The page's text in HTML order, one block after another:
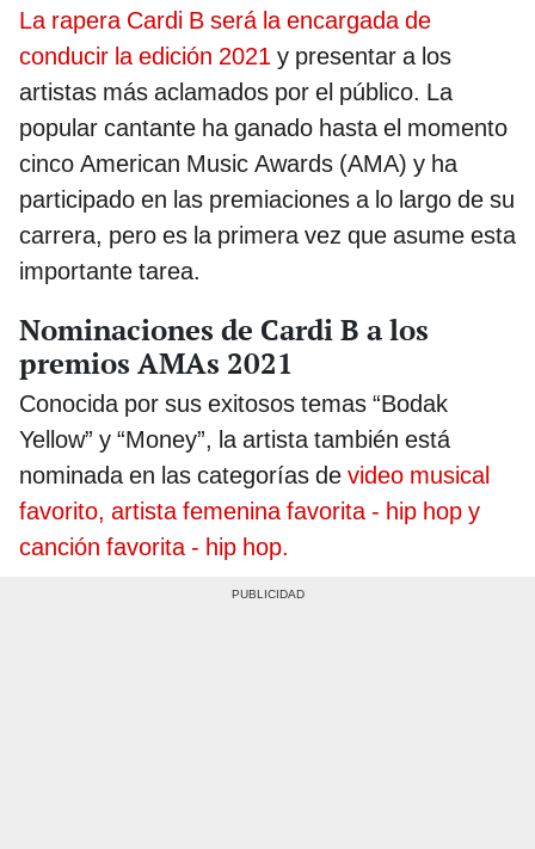
La rapera Cardi B será la encargada de
conducir la edición 2021 y presentar a los
artistas más aclamados por el público. La
popular cantante ha ganado hasta el momento
cinco American Music Awards (AMA) y ha
participado en las premiaciones a lo largo de su
carrera, pero es la primera vez que asume esta
importante tarea.
Nominaciones de Cardi B a los
premios AMAs 2021
Conocida por sus exitosos temas “Bodak
Yellow” y “Money”, la artista también está
nominada en las categorías de video musical
favorito, artista femenina favorita - hip hop y
canción favorita - hip hop.